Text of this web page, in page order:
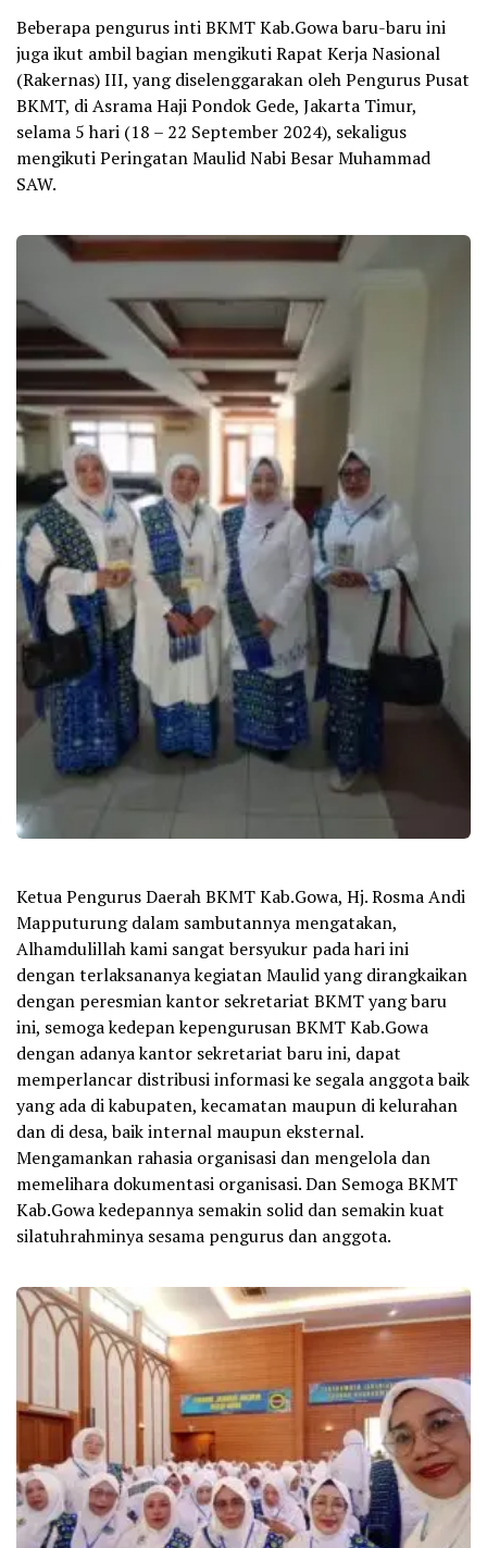
Beberapa pengurus inti BKMT Kab.Gowa baru-baru ini
juga ikut ambil bagian mengikuti Rapat Kerja Nasional
(Rakernas) III, yang diselenggarakan oleh Pengurus Pusat
BKMT, di Asrama Haji Pondok Gede, Jakarta Timur,
selama 5 hari (18 – 22 September 2024), sekaligus
mengikuti Peringatan Maulid Nabi Besar Muhammad
SAW.
Ketua Pengurus Daerah BKMT Kab.Gowa, Hj. Rosma Andi
Mapputurung dalam sambutannya mengatakan,
Alhamdulillah kami sangat bersyukur pada hari ini
dengan terlaksananya kegiatan Maulid yang dirangkaikan
dengan peresmian kantor sekretariat BKMT yang baru
ini, semoga kedepan kepengurusan BKMT Kab.Gowa
dengan adanya kantor sekretariat baru ini, dapat
memperlancar distribusi informasi ke segala anggota baik
yang ada di kabupaten, kecamatan maupun di kelurahan
dan di desa, baik internal maupun eksternal.
Mengamankan rahasia organisasi dan mengelola dan
memelihara dokumentasi organisasi. Dan Semoga BKMT
Kab.Gowa kedepannya semakin solid dan semakin kuat
silatuhrahminya sesama pengurus dan anggota.